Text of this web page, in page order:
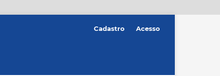
Cadastro Acesso